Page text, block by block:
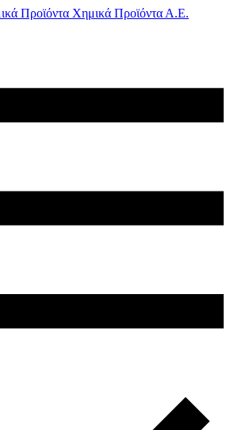
Χημικά Προϊόντα Α.Ε.